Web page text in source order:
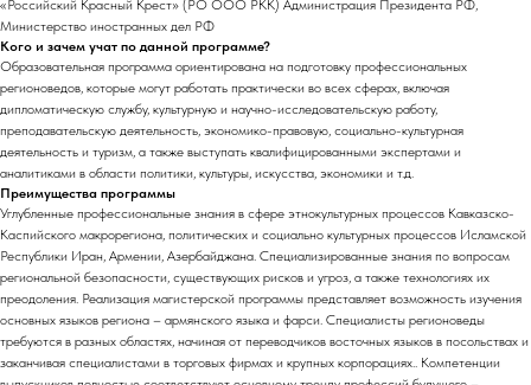
«Российский Красный Крест» (РО ООО РКК) Администрация Президента РФ,
Министерство иностранных дел РФ
Кого и зачем учат по данной программе?
Образовательная программа ориентирована на подготовку профессиональных
регионоведов, которые могут работать практически во всех сферах, включая
дипломатическую службу, культурную и научно-исследовательскую работу,
преподавательскую деятельность, экономико-правовую, социально-культурная
деятельность и туризм, а также выступать квалифицированными экспертами и
аналитиками в области политики, культуры, искусства, экономики и т.д.
Преимущества программы
Углубленные профессиональные знания в сфере этнокультурных процессов Кавказско-
Каспийского макрорегиона, политических и социально культурных процессов Исламской
Республики Иран, Армении, Азербайджана. Специализированные знания по вопросам
региональной безопасности, существующих рисков и угроз, а также технологиях их
преодоления. Реализация магистерской программы представляет возможность изучения
основных языков региона – армянского языка и фарси. Специалисты регионоведы
требуются в разных областях, начиная от переводчиков восточных языков в посольствах и
заканчивая специалистами в торговых фирмах и крупных корпорациях.. Компетенции